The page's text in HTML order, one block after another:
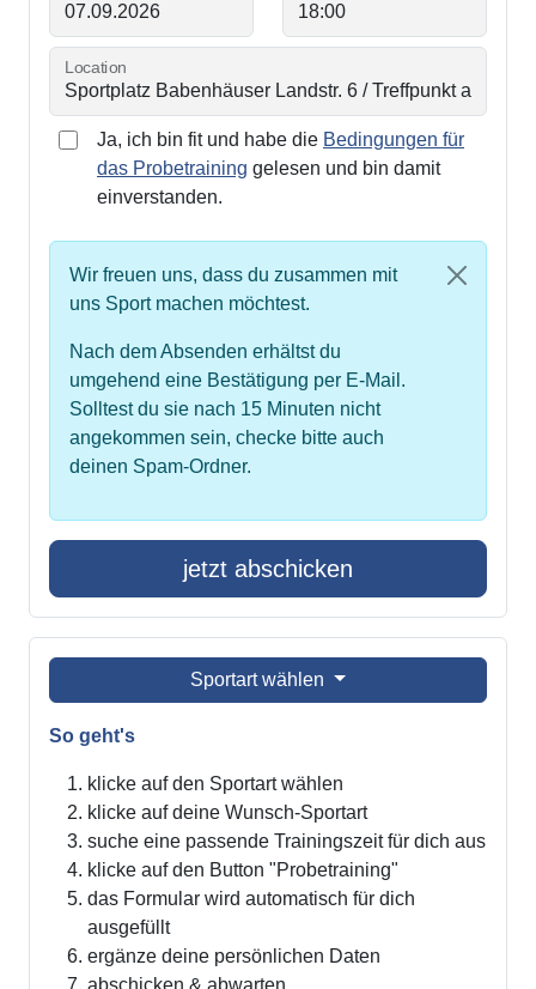
Location
Ja, ich bin fit und habe die Bedingungen für
das Probetraining gelesen und bin damit
einverstanden.
Wir freuen uns, dass du zusammen mit
uns Sport machen möchtest.
Nach dem Absenden erhältst du
umgehend eine Bestätigung per E-Mail.
Solltest du sie nach 15 Minuten nicht
angekommen sein, checke bitte auch
deinen Spam-Ordner.
jetzt abschicken
Sportart wählen
So geht's
klicke auf den Sportart wählen
klicke auf deine Wunsch-Sportart
suche eine passende Trainingszeit für dich aus
klicke auf den Button "Probetraining"
das Formular wird automatisch für dich
ausgefüllt
ergänze deine persönlichen Daten
abschicken & abwarten